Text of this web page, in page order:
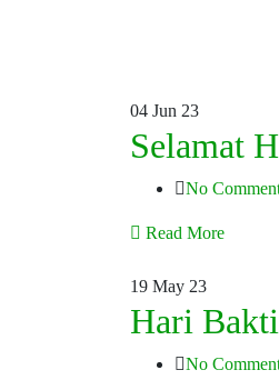
04 Jun 23
Selamat
No
Read More
19 May 23
Hari
No